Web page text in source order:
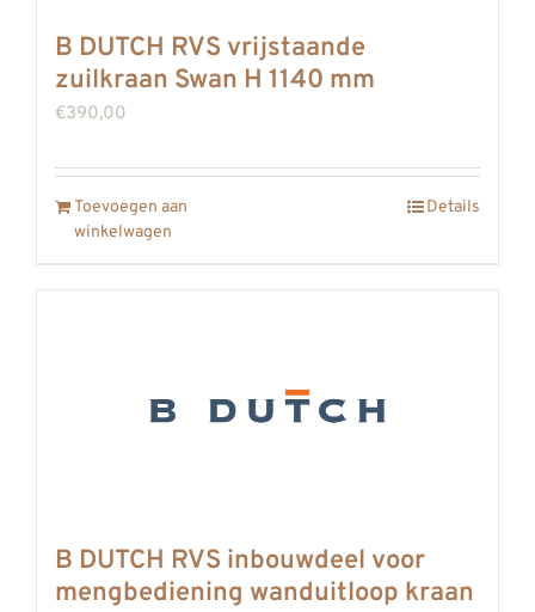
B DUTCH RVS vrijstaande
zuilkraan Swan H 1140 mm
€390,00
Toevoegen aan
winkelwagen
Details
B DUTCH RVS inbouwdeel voor
mengbediening wanduitloop kraan